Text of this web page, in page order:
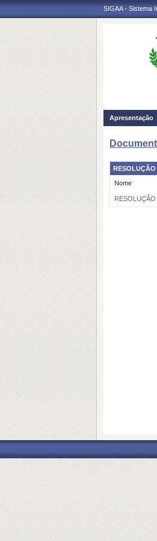
SIGAA - Sistema
Apresentação
RESOLUÇÃO
Nome